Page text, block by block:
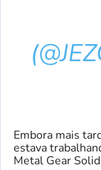
Embora mais
estava
Metal Gear